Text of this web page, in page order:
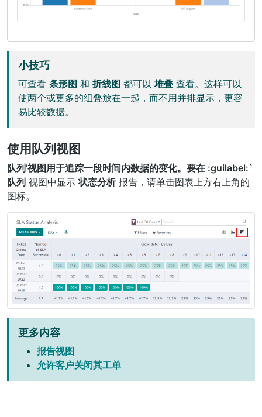
小技巧
可查看 条形图 和 折线图 都可以 堆叠 查看。这样可以
使两个或更多的组叠放在一起，而不用并排显示，更容
易比较数据。
使用队列视图
队列’视图用于追踪一段时间内数据的变化。要在 :guilabel:`
队列 视图中显示状态分析报告，请单击图表上方右上角的
图标。
更多内容
报告视图
允许客户关闭其工单